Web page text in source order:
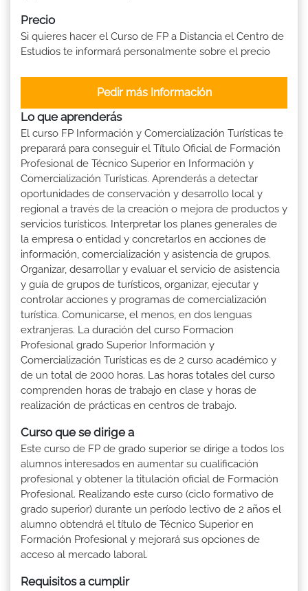
Precio
Si quieres hacer el Curso de FP a Distancia el Centro de
Estudios te informará personalmente sobre el precio
Pedir más Información
Lo que aprenderás
El curso FP Información y Comercialización Turísticas te
preparará para conseguir el Título Oficial de Formación
Profesional de Técnico Superior en Información y
Comercialización Turísticas. Aprenderás a detectar
oportunidades de conservación y desarrollo local y
regional a través de la creación o mejora de productos y
servicios turísticos. Interpretar los planes generales de
la empresa o entidad y concretarlos en acciones de
información, comercialización y asistencia de grupos.
Organizar, desarrollar y evaluar el servicio de asistencia
y guía de grupos de turísticos, organizar, ejecutar y
controlar acciones y programas de comercialización
turística. Comunicarse, el menos, en dos lenguas
extranjeras. La duración del curso Formacion
Profesional grado Superior Información y
Comercialización Turísticas es de 2 curso académico y
de un total de 2000 horas. Las horas totales del curso
comprenden horas de trabajo en clase y horas de
realización de prácticas en centros de trabajo.
Curso que se dirige a
Este curso de FP de grado superior se dirige a todos los
alumnos interesados en aumentar su cualificación
profesional y obtener la titulación oficial de Formación
Profesional. Realizando este curso (ciclo formativo de
grado superior) durante un período lectivo de 2 años el
alumno obtendrá el título de Técnico Superior en
Formación Profesional y mejorará sus opciones de
acceso al mercado laboral.
Requisitos a cumplir